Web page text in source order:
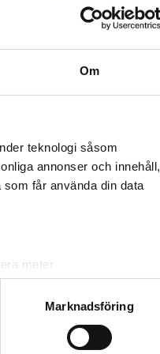
Om
teknologi såsom
annonser och innehåll,
får använda din data
meter
. Du kan ändra
Marknadsföring
Foto: Privat